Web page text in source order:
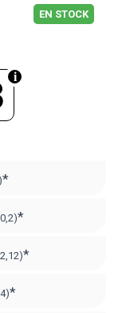
EN STOCK
*
*
*
*